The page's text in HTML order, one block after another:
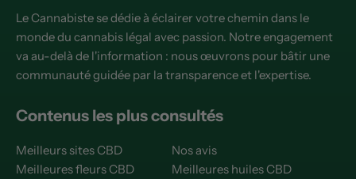
Le Cannabiste se dédie à éclairer votre chemin dans le
monde du cannabis légal avec passion. Notre engagement
va au-delà de l'information : nous œuvrons pour bâtir une
communauté guidée par la transparence et l'expertise.
Contenus les plus consultés
Meilleurs sites CBD
Nos avis
Meilleures fleurs CBD
Meilleures huiles CBD